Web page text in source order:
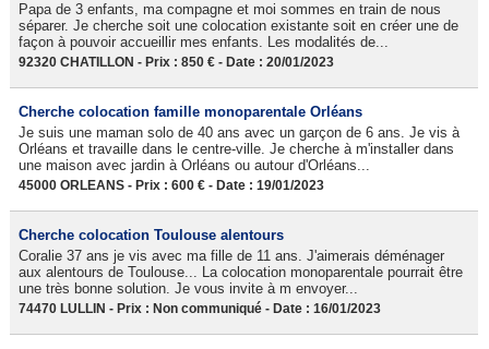
Papa de 3 enfants, ma compagne et moi sommes en train de nous
séparer. Je cherche soit une colocation existante soit en créer une de
façon à pouvoir accueillir mes enfants. Les modalités de...
92320 CHATILLON - Prix : 850 € - Date : 20/01/2023
​Cherche colocation famille monoparentale Orléans
Je suis une maman solo de 40 ans avec un garçon de 6 ans. Je vis à
Orléans et travaille dans le centre-ville. Je cherche à m'installer dans
une maison avec jardin à Orléans ou autour d'Orléans...
45000 ORLEANS - Prix : 600 € - Date : 19/01/2023
Cherche colocation Toulouse alentours
Coralie 37 ans je vis avec ma fille de 11 ans. J'aimerais déménager
aux alentours de Toulouse... La colocation monoparentale pourrait être
une très bonne solution. Je vous invite à m envoyer...
74470 LULLIN - Prix : Non communiqué - Date : 16/01/2023